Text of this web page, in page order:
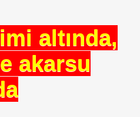
altında,
akarsu